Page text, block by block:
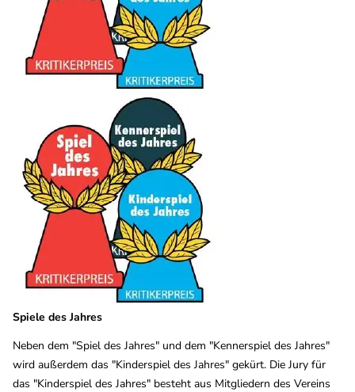
Spiele des Jahres
Neben dem "Spiel des Jahres" und dem "Kennerspiel des Jahres"
wird außerdem das "Kinderspiel des Jahres" gekürt. Die Jury für
das "Kinderspiel des Jahres" besteht aus Mitgliedern des Vereins